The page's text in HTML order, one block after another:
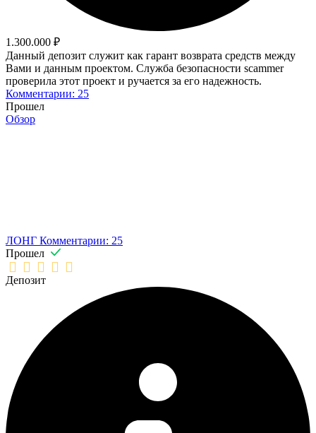
1.300.000 ₽
Данный депозит служит как гарант возврата средств между
Вами и данным проектом. Служба безопасности scammer
проверила этот проект и ручается за его надежность.
Комментарии: 25
Прошел
Обзор
ЛОНГ Комментарии: 25
Прошел
Депозит